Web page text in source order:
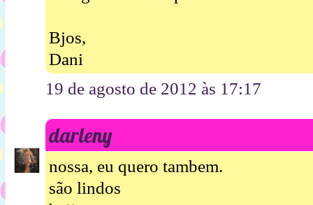
Bjos,
Dani
19 de agosto de 2012 às 17:17
darleny
nossa, eu quero tambem.
são lindos